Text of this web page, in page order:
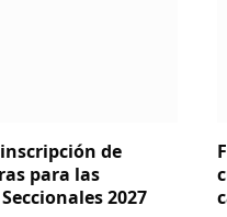
de
para las
2027